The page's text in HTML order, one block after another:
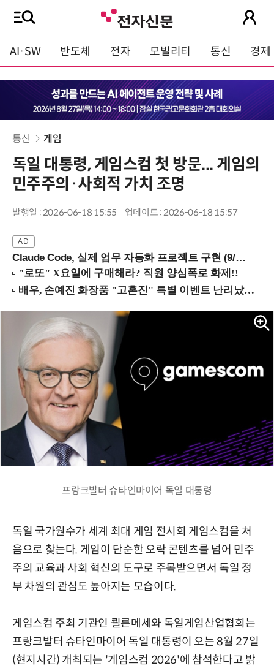
AI·SW 반도체 전자 모빌리티 통신 경제
통신 게임
독일 대통령, 게임스컴 첫 방문... 게임의
민주주의·사회적 가치 조명
발행일 : 2026-06-18 15:55 업데이트 : 2026-06-18 15:57
Claude Code, 실제 업무 자동화 프로젝트 구현 (9/16 ~17 강남역)
프랑크발터 슈타인마이어 독일 대통령
독일 국가원수가 세계 최대 게임 전시회 게임스컴을 처
음으로 찾는다. 게임이 단순한 오락 콘텐츠를 넘어 민주
주의 교육과 사회 혁신의 도구로 주목받으면서 독일 정
부 차원의 관심도 높아지는 모습이다.
게임스컴 주최 기관인 쾰른메세와 독일게임산업협회는
프랑크발터 슈타인마이어 독일 대통령이 오는 8월 27일
(현지시간) 개최되는 '게임스컴 2026'에 참석한다고 밝